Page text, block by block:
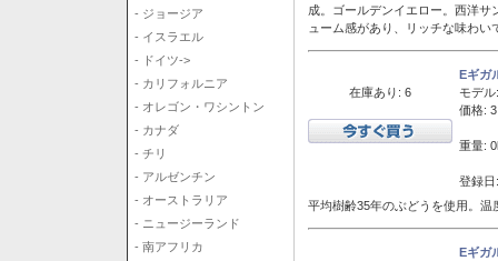
- ジョージア
- イスラエル
- ドイツ->
- カリフォルニア
- オレゴン・ワシントン
- カナダ
- チリ
- アルゼンチン
- オーストラリア
- ニュージーランド
- 南アフリカ
成。ゴールデンイエロー。西洋
ューム感があり、リッチな味わい
在庫あり: 6
Eギガ
モデル:
価格:
重量:
登録
平均樹齢35年のぶどうを使用。
Eギガ